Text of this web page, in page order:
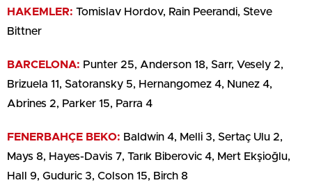
HAKEMLER: Tomislav Hordov, Rain Peerandi, Steve
Bittner
BARCELONA: Punter 25, Anderson 18, Sarr, Vesely 2,
Brizuela 11, Satoransky 5, Hernangomez 4, Nunez 4,
Abrines 2, Parker 15, Parra 4
FENERBAHÇE BEKO: Baldwin 4, Melli 3, Sertaç Ulu 2,
Mays 8, Hayes-Davis 7, Tarık Biberovic 4, Mert Ekşioğlu,
Hall 9, Guduric 3, Colson 15, Birch 8